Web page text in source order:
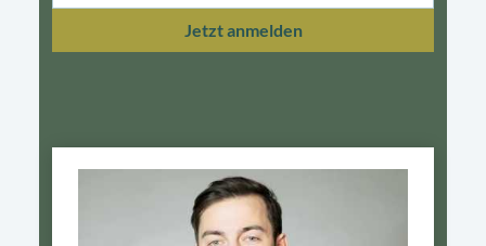
Jetzt anmelden